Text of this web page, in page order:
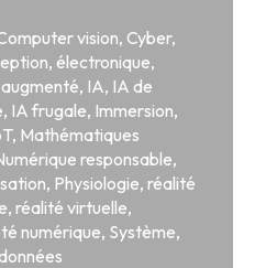
vision, Cyber,
, électronique,
, IA, IA de
, IA frugale, Immersion,
, Mathématiques
responsable,
, Physiologie, réalité
, réalité virtuelle,
numérique, Système,